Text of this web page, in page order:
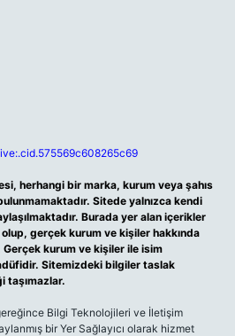
herhangi bir marka, kurum veya şahıs
Sitede yalnızca kendi
Burada yer alan içerikler
gerçek kurum ve kişiler hakkında
Gerçek kurum ve kişiler ile isim
Sitemizdeki bilgiler taslak
taşımazlar.
Bilgi Teknolojileri ve İletişim
bir Yer Sağlayıcı olarak hizmet